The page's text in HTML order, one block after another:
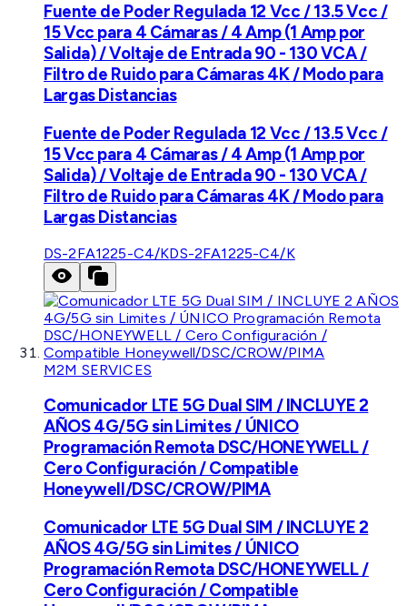
Fuente de Poder Regulada 12 Vcc / 13.5 Vcc /
15 Vcc para 4 Cámaras / 4 Amp (1 Amp por
Salida) / Voltaje de Entrada 90 - 130 VCA /
Filtro de Ruido para Cámaras 4K / Modo para
Largas Distancias
Fuente de Poder Regulada 12 Vcc / 13.5 Vcc /
15 Vcc para 4 Cámaras / 4 Amp (1 Amp por
Salida) / Voltaje de Entrada 90 - 130 VCA /
Filtro de Ruido para Cámaras 4K / Modo para
Largas Distancias
DS-2FA1225-C4/KDS-2FA1225-C4/K
M2M SERVICES
Comunicador LTE 5G Dual SIM / INCLUYE 2
AÑOS 4G/5G sin Limites / ÚNICO
Programación Remota DSC/HONEYWELL /
Cero Configuración / Compatible
Honeywell/DSC/CROW/PIMA
Comunicador LTE 5G Dual SIM / INCLUYE 2
AÑOS 4G/5G sin Limites / ÚNICO
Programación Remota DSC/HONEYWELL /
Cero Configuración / Compatible